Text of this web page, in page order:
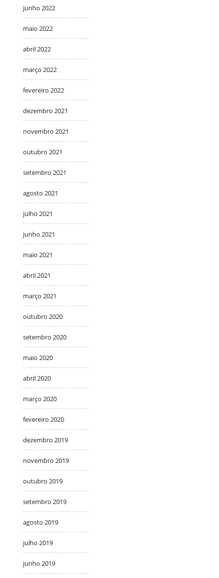
junho 2022
maio 2022
abril 2022
março 2022
fevereiro 2022
dezembro 2021
novembro 2021
outubro 2021
setembro 2021
agosto 2021
julho 2021
junho 2021
maio 2021
abril 2021
março 2021
outubro 2020
setembro 2020
maio 2020
abril 2020
março 2020
fevereiro 2020
dezembro 2019
novembro 2019
outubro 2019
setembro 2019
agosto 2019
julho 2019
junho 2019